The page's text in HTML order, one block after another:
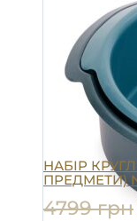
НАБІР
ПРЕДМЕТИ)
4799грн